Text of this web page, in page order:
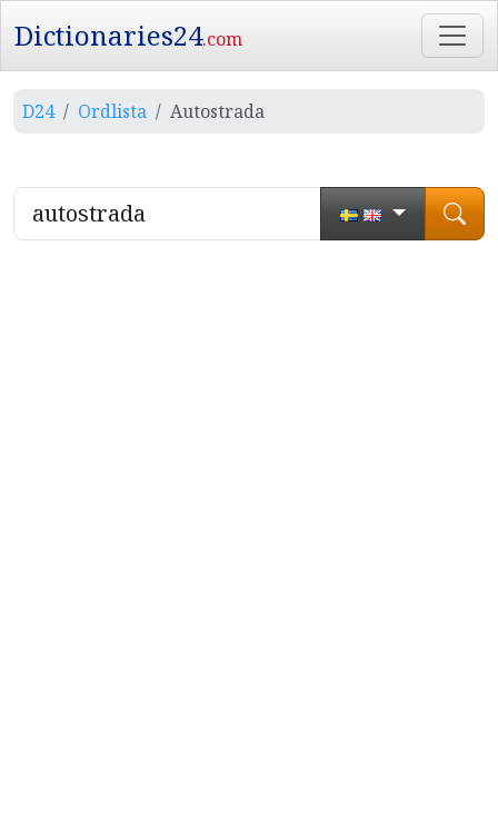
Dictionaries24.com
D24 Ordlista Autostrada